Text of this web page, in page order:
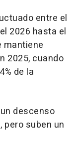
entre el
2026 hasta el
mantiene
2025, cuando
de la
descenso
pero suben un